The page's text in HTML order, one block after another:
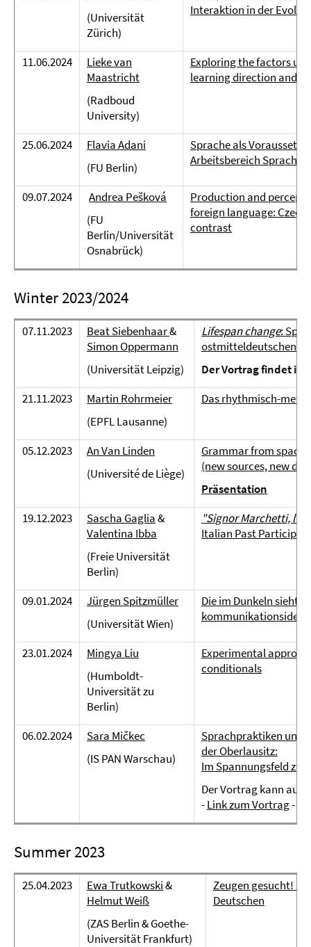
(Universität
Zürich)
Interaktion in der
11.06.2024
Lieke van
Maastricht
(Radboud
University)
Exploring the factors
learning direction and
25.06.2024
Flavia Adani
(FU Berlin)
Sprache als
Arbeitsbereich
09.07.2024
Andrea Pešková
(FU
Berlin/Universität
Osnabrück)
Production and
foreign language:
contrast
Winter 2023/2024
07.11.2023 Beat Siebenhaar&
Simon Oppermann
(Universität Leipzig)
Lifespan change:
ostmitteldeutschen
Der Vortrag findet
21.11.2023
Martin Rohrmeier
(EPFL Lausanne)
Das rhythmisch-
05.12.2023
An Van Linden
(Université de Liège)
Grammar from space
(new sources, new
Präsentation
19.12.2023
Sascha Gaglia&
Valentina Ibba
(Freie Universität
Berlin)
"Signor Marchetti,
Italian Past Participle
09.01.2024
Jürgen Spitzmüller
(Universität Wien)
Die im Dunkeln sieht
23.01.2024
Mingya Liu
(Humboldt-
Universität zu
Berlin)
Experimental
conditionals
06.02.2024
Sara Mičkec
(IS PAN Warschau)
Sprachpraktiken und
der Oberlausitz:
Im Spannungsfeld
Der Vortrag kann
-Link zum Vortrag-
Summer 2023
25.04.2023 Ewa Trutkowski&
Helmut Weiß
(ZAS Berlin & Goethe-
Universität Frankfurt)
Zeugen gesucht!
Deutschen